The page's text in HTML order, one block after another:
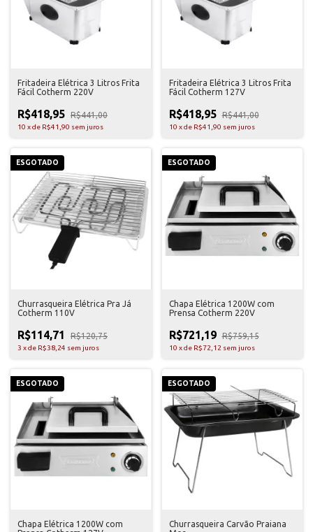
Fritadeira Elétrica 3 Litros Frita
Fácil Cotherm 220V
R$418,95 R$441,00
10 xde R$41,90 sem juros
Fritadeira Elétrica 3 Litros Frita
Fácil Cotherm 127V
R$418,95 R$441,00
10 xde R$41,90 sem juros
ESGOTADO
Churrasqueira Elétrica Pra Já
Cotherm 110V
R$114,71 R$120,75
3 xde R$38,24 sem juros
ESGOTADO
Chapa Elétrica 1200W com
Prensa Cotherm 220V
R$721,19 R$759,15
10 xde R$72,12 sem juros
ESGOTADO
Chapa Elétrica 1200W com
ESGOTADO
Churrasqueira Carvão Praiana